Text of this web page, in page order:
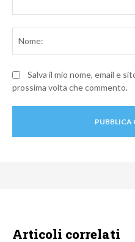
Salva il mio nome, email e
prossima volta che commento.
Articoli correlati